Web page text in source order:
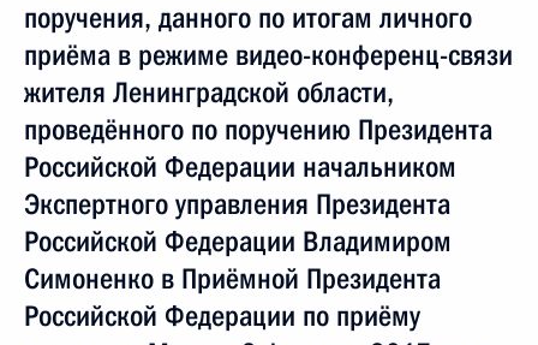
поручения, данного по итогам личного
приёма в режиме видео-конференц-связи
жителя Ленинградской области,
проведённого по поручению Президента
Российской Федерации начальником
Экспертного управления Президента
Российской Федерации Владимиром
Симоненко в Приёмной Президента
Российской Федерации по приёму